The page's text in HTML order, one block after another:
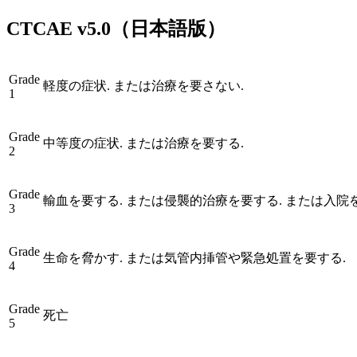
CTCAE v5.0 （日本語版）
Grade
1
軽度の症状. または治療を要さない.
Grade
2
中等度の症状. または治療を要する.
Grade
3
輸血を要する. または侵襲的治療を要する. または入院
Grade
4
生命を脅かす. または気管内挿管や緊急処置を要する.
Grade
5
死亡